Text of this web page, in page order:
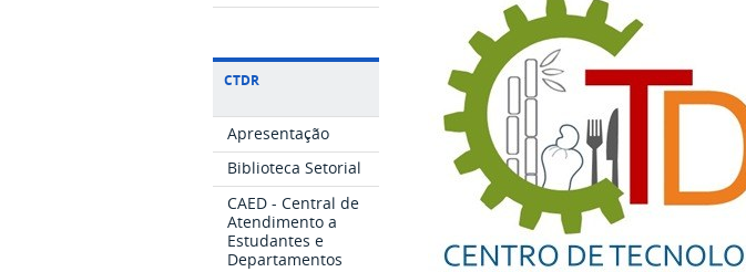
CTDR
Apresentação
Biblioteca Setorial
CAED - Central de
Atendimento a
Estudantes e
Departamentos